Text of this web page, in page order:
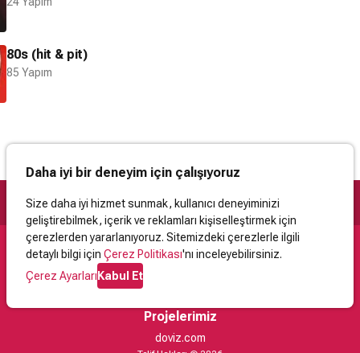
80s (hit & pit)
85 Yapım
Daha iyi bir deneyim için çalışıyoruz
Size daha iyi hizmet sunmak, kullanıcı deneyiminizi
geliştirebilmek, içerik ve reklamları kişiselleştirmek için
çerezlerden yararlanıyoruz. Sitemizdeki çerezlerle ilgili
detaylı bilgi için Çerez Politikası'nı inceleyebilirsiniz.
Çerez AyarlarıKabul Et
Destek
İletişimYardımKullanıcı Sözleşmesi
Projelerimiz
doviz.com